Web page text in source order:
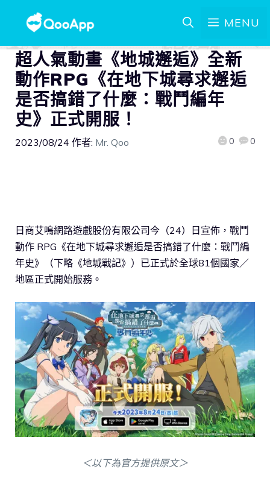
MENU
超人氣動畫《地城邂逅》全新
動作RPG《在地下城尋求邂逅
是否搞錯了什麼：戰鬥編年
史》正式開服！
2023/08/24 作者: Mr. Qoo 0 0
日商艾鳴網路遊戲股份有限公司今（24）日宣佈，戰鬥
動作 RPG《在地下城尋求邂逅是否搞錯了什麼：戰鬥編
年史》（下略《地城戰記》）已正式於全球81個國家／
地區正式開始服務。
＜以下為官方提供原文＞